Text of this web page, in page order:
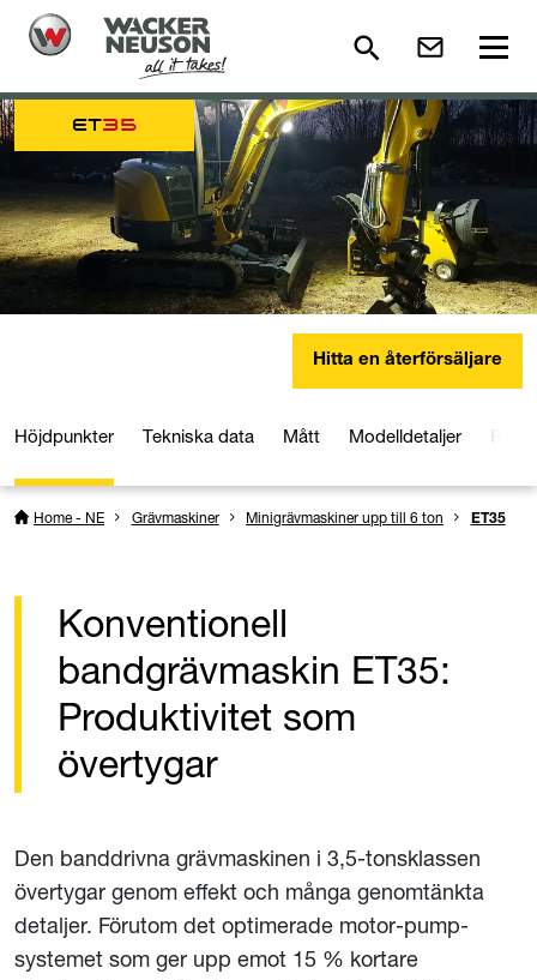
ET35
Hitta en återförsäljare
Höjdpunkter Tekniska data Mått Modelldetaljer
Home - NE Grävmaskiner Minigrävmaskiner upp till 6 ton ET35
Konventionell
bandgrävmaskin ET35:
Produktivitet som
övertygar
Den banddrivna grävmaskinen i 3,5-tonsklassen
övertygar genom effekt och många genomtänkta
detaljer. Förutom det optimerade motor-pump-
systemet som ger upp emot 15 % kortare